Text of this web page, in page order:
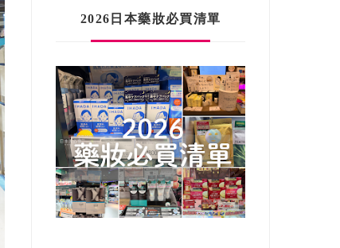
2026日本藥妝必買清單